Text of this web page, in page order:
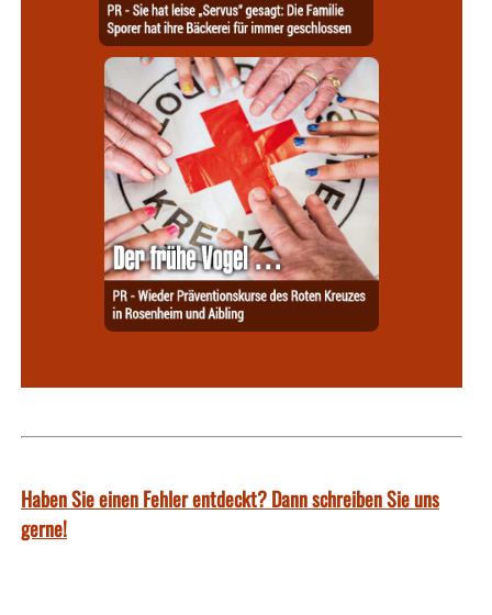
Haben Sie einen Fehler entdeckt? Dann schreiben Sie uns
gerne!